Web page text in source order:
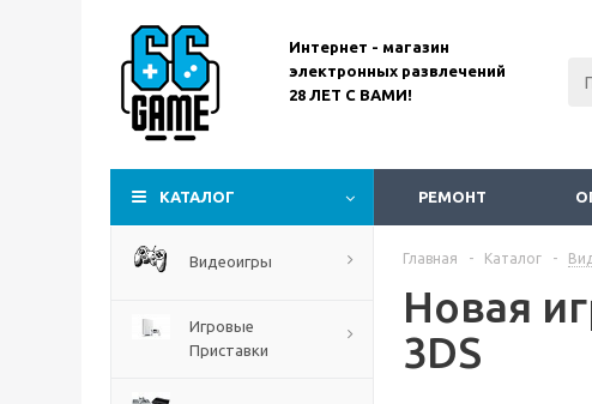
Интернет - магазин
электронных развлечений
28 ЛЕТ С ВАМИ!
КАТАЛОГ РЕМОНТ
Видеоигры
Игровые
Приставки
Главная - Каталог -
Новая
3DS